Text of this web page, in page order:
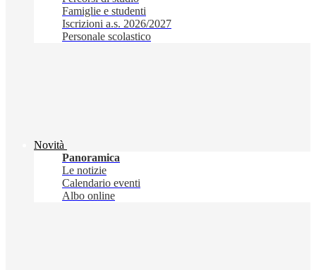
Famiglie e studenti
Iscrizioni a.s. 2026/2027
Personale scolastico
Novità
Panoramica
Le notizie
Calendario eventi
Albo online